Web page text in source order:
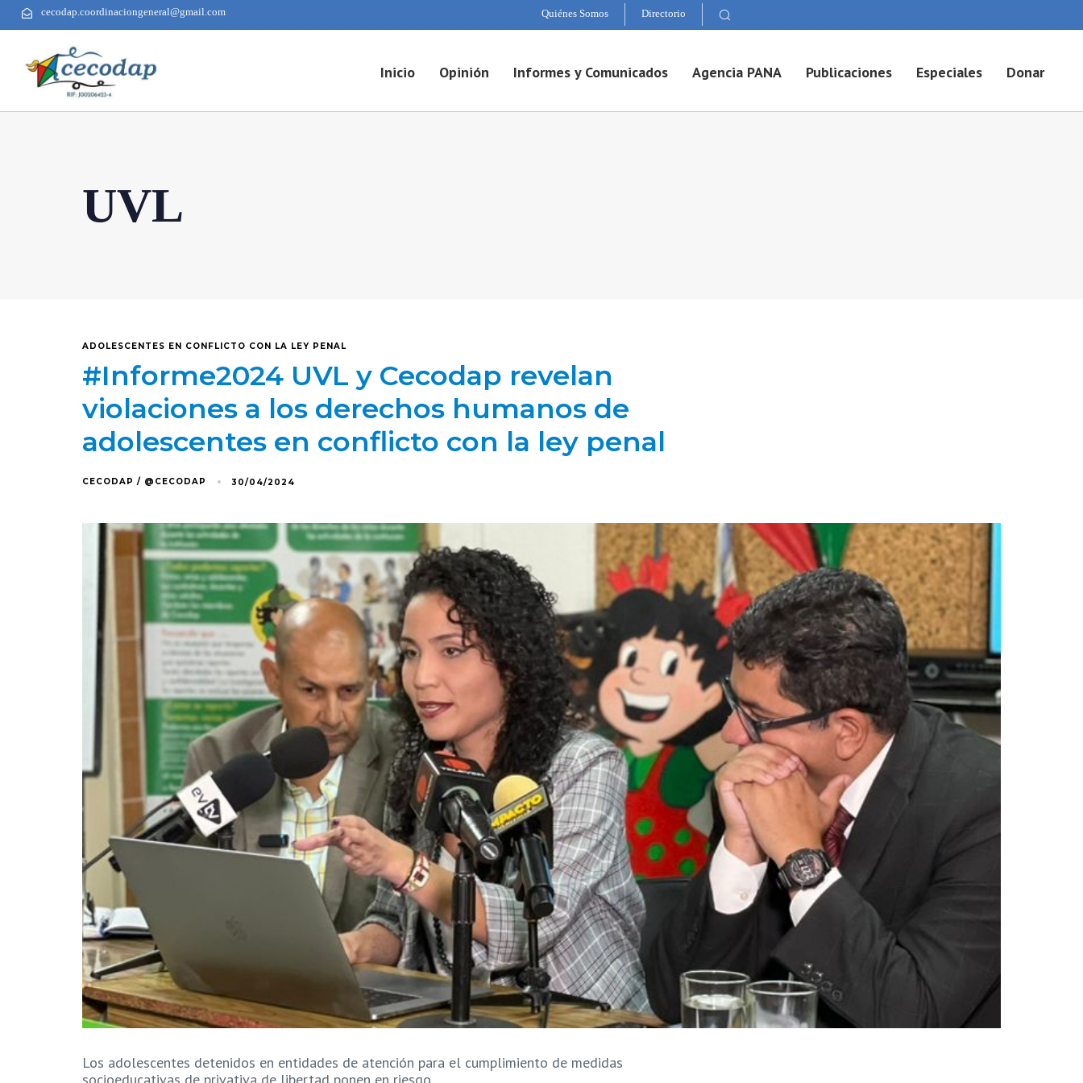
cecodap.coordinaciongeneral@gmail.com Quiénes Somos Directorio
Inicio Opinión Informes y Comunicados Agencia PANA Publicaciones Especiales Donar
UVL
ADOLESCENTES EN CONFLICTO CON LA LEY PENAL
#Informe2024 UVL y Cecodap revelan
violaciones a los derechos humanos de
adolescentes en conflicto con la ley penal
CECODAP / @CECODAP 30/04/2024
Los adolescentes detenidos en entidades de atención para el cumplimiento de medidas
socioeducativas de privativa de libertad ponen en riesgo